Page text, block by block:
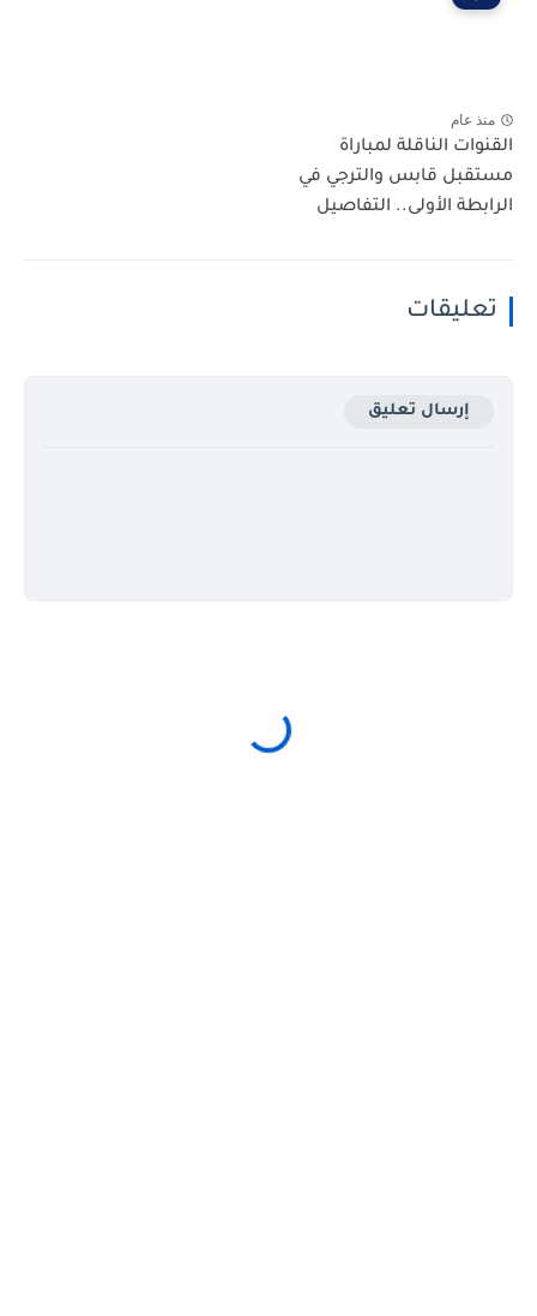
منذ عام
القنوات الناقلة لمباراة
مستقبل قابس والترجي في
الرابطة الأولى.. التفاصيل
تعليقات
إرسال تعليق